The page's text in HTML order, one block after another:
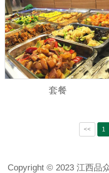
套餐
<< 1
Copyright © 2023 江西品